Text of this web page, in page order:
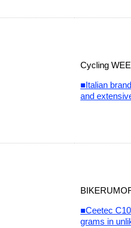
Cycling
■Italian
and
■Ceetec
grams in